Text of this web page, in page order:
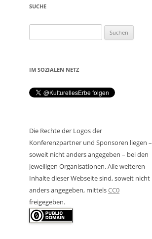
SUCHE
nach:
IM SOZIALEN NETZ
Die Rechte der Logos der
Konferenzpartner und Sponsoren liegen –
soweit nicht anders angegeben – bei den
jeweiligen Organisationen. Alle weiteren
Inhalte dieser Webseite sind, soweit nicht
anders angegeben, mittelsCC0
freigegeben.